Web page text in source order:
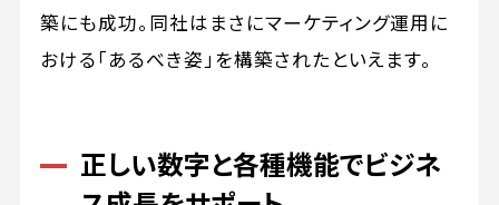
築にも成功。同社はまさにマーケティング運用に
おける「あるべき姿」を構築されたといえます。
正しい数字と各種機能でビジネ